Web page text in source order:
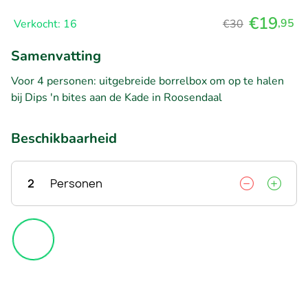
Verkocht: 16 €30 €19,95
Samenvatting
Voor 4 personen: uitgebreide borrelbox om op te halen
bij Dips 'n bites aan de Kade in Roosendaal
Beschikbaarheid
2 Personen